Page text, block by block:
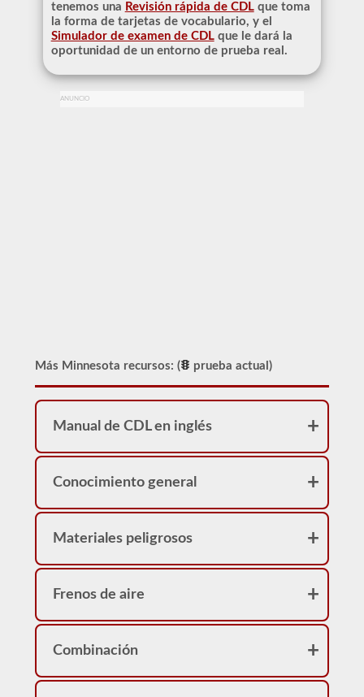
tenemos una Revisión rápida de CDLque toma
la forma de tarjetas de vocabulario, y el
Simulador de examen de CDLque le dará la
oportunidad de un entorno de prueba real.
ANUNCIO
Más Minnesota recursos: ( prueba actual)
Manual de CDL en inglés
Conocimiento general
Materiales peligrosos
Frenos de aire
Combinación